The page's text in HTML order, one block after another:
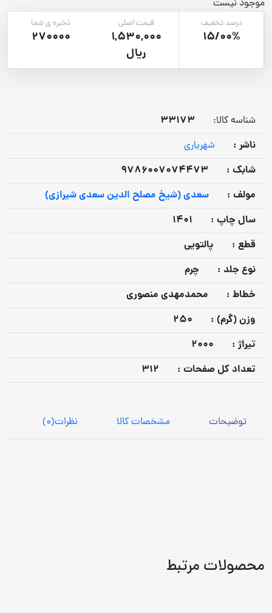
موجود نیست
درصد تخفیف
15/00%
قیمت اصلی
1,530,000
ریال
ذخیره ی شما
270000
شناسه کالا:
33173
ناشر :
شهریاری
شابک :
9786007074473
مولف :
سعدی (شیخ مصلح الدین سعدی شیرازی)
سال چاپ :
1401
قطع :
پالتویی
نوع جلد :
چرم
خطاط :
محمدمهدی منصوری
وزن (گرم) :
250
تيراژ :
2000
تعداد كل صفحات :
312
توضیحات مشخصات کالا نظرات(0)
محصولات مرتبط